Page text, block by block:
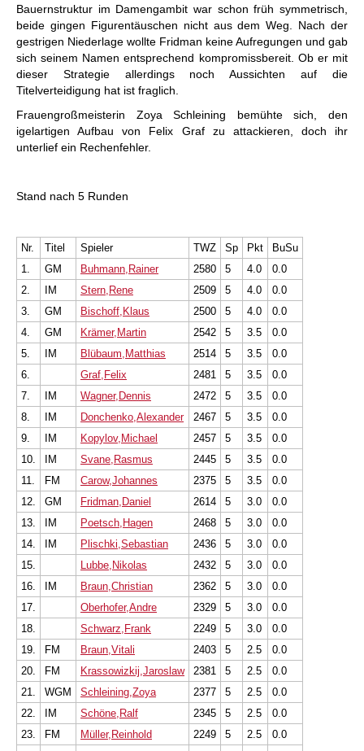
Bauernstruktur im Damengambit war schon früh symmetrisch,
beide gingen Figurentäuschen nicht aus dem Weg. Nach der
gestrigen Niederlage wollte Fridman keine Aufregungen und gab
sich seinem Namen entsprechend kompromissbereit. Ob er mit
dieser Strategie allerdings noch Aussichten auf die
Titelverteidigung hat ist fraglich.
Frauengroßmeisterin Zoya Schleining bemühte sich, den
igelartigen Aufbau von Felix Graf zu attackieren, doch ihr
unterlief ein Rechenfehler.
Stand nach 5 Runden
Nr. Titel Spieler TWZ Sp Pkt
BuSu
1.
GM Buhmann,Rainer 2580 5 4.0
0.0
2.
IM Stern,Rene 2509 5 4.0
0.0
3.
GM Bischoff,Klaus 2500 5 4.0
0.0
4.
GM Krämer,Martin 2542 5 3.5
0.0
5.
IM Blübaum,Matthias 2514 5 3.5
0.0
6.
Graf,Felix 2481 5 3.5
0.0
7.
IM Wagner,Dennis 2472 5 3.5
0.0
8.
IM Donchenko,Alexander 2467 5 3.5
0.0
9.
IM Kopylov,Michael 2457 5 3.5
0.0
10.
IM Svane,Rasmus 2445 5 3.5
0.0
11.
FM Carow,Johannes 2375 5 3.5
0.0
12.
GM Fridman,Daniel 2614 5 3.0
0.0
13.
IM Poetsch,Hagen 2468 5 3.0
0.0
14.
IM Plischki,Sebastian 2436 5 3.0
0.0
15.
Lubbe,Nikolas 2432 5 3.0
0.0
16.
IM Braun,Christian 2362 5 3.0
0.0
17.
Oberhofer,Andre 2329 5 3.0
0.0
18.
Schwarz,Frank 2249 5 3.0
0.0
19.
FM Braun,Vitali 2403 5 2.5
0.0
20.
FM Krassowizkij,Jaroslaw 2381 5 2.5
0.0
21.
WGM Schleining,Zoya 2377 5 2.5
0.0
22.
IM Schöne,Ralf 2345 5 2.5
0.0
23.
FM Müller,Reinhold 2249 5 2.5
0.0